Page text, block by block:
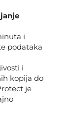
i
podataka
i
kopija do
je